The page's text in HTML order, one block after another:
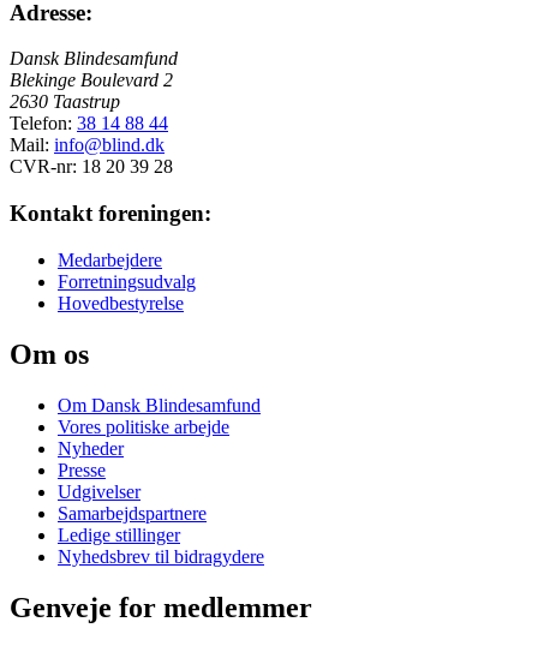
Adresse:
Dansk Blindesamfund
Blekinge Boulevard 2
2630 Taastrup
Telefon: 38 14 88 44
Mail: info@blind.dk
CVR-nr: 18 20 39 28
Kontakt foreningen:
Medarbejdere
Forretningsudvalg
Hovedbestyrelse
Om os
Om Dansk Blindesamfund
Vores politiske arbejde
Nyheder
Presse
Udgivelser
Samarbejdspartnere
Ledige stillinger
Nyhedsbrev til bidragydere
Genveje for medlemmer